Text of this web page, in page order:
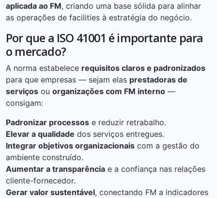
aplicada ao FM, criando uma base sólida para alinhar
as operações de facilities à estratégia do negócio.
Por que a ISO 41001 é importante para
o mercado?
A norma estabelece requisitos claros e padronizados
para que empresas — sejam elas prestadoras de
serviços ou organizações com FM interno —
consigam:
Padronizar processos e reduzir retrabalho.
Elevar a qualidade dos serviços entregues.
Integrar objetivos organizacionais com a gestão do
ambiente construído.
Aumentar a transparência e a confiança nas relações
cliente-fornecedor.
Gerar valor sustentável, conectando FM a indicadores